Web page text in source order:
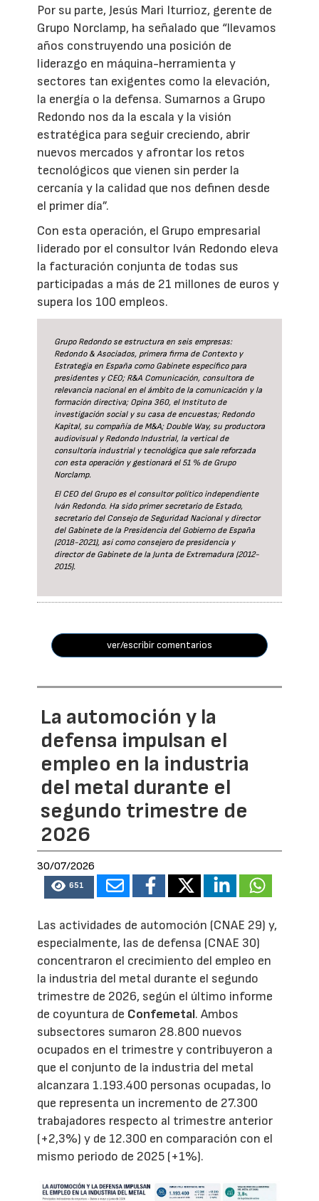
Por su parte, Jesús Mari Iturrioz, gerente de
Grupo Norclamp, ha señalado que “llevamos
años construyendo una posición de
liderazgo en máquina-herramienta y
sectores tan exigentes como la elevación,
la energía o la defensa. Sumarnos a Grupo
Redondo nos da la escala y la visión
estratégica para seguir creciendo, abrir
nuevos mercados y afrontar los retos
tecnológicos que vienen sin perder la
cercanía y la calidad que nos definen desde
el primer día”.
Con esta operación, el Grupo empresarial
liderado por el consultor Iván Redondo eleva
la facturación conjunta de todas sus
participadas a más de 21 millones de euros y
supera los 100 empleos.
Grupo Redondo se estructura en seis empresas:
Redondo & Asociados, primera firma de Contexto y
Estrategia en España como Gabinete específico para
presidentes y CEO; R&A Comunicación, consultora de
relevancia nacional en el ámbito de la comunicación y la
formación directiva; Opina 360, el Instituto de
investigación social y su casa de encuestas; Redondo
Kapital, su compañía de M&A; Double Way, su productora
audiovisual y Redondo Industrial, la vertical de
consultoría industrial y tecnológica que sale reforzada
con esta operación y gestionará el 51 % de Grupo
Norclamp.
El CEO del Grupo es el consultor político independiente
Iván Redondo. Ha sido primer secretario de Estado,
secretario del Consejo de Seguridad Nacional y director
del Gabinete de la Presidencia del Gobierno de España
(2018-2021), así como consejero de presidencia y
director de Gabinete de la Junta de Extremadura (2012-
2015).
ver/escribir comentarios
La automoción y la
defensa impulsan el
empleo en la industria
del metal durante el
segundo trimestre de
2026
30/07/2026
651
Las actividades de automoción (CNAE 29) y,
especialmente, las de defensa (CNAE 30)
concentraron el crecimiento del empleo en
la industria del metal durante el segundo
trimestre de 2026, según el último informe
de coyuntura de Confemetal. Ambos
subsectores sumaron 28.800 nuevos
ocupados en el trimestre y contribuyeron a
que el conjunto de la industria del metal
alcanzara 1.193.400 personas ocupadas, lo
que representa un incremento de 27.300
trabajadores respecto al trimestre anterior
(+2,3%) y de 12.300 en comparación con el
mismo periodo de 2025 (+1%).